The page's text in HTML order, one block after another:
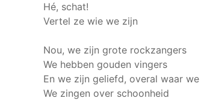
Hé, schat!
Vertel ze wie we zijn
Nou, we zijn grote rockzangers
We hebben gouden vingers
En we zijn geliefd, overal waar
We zingen over schoonheid